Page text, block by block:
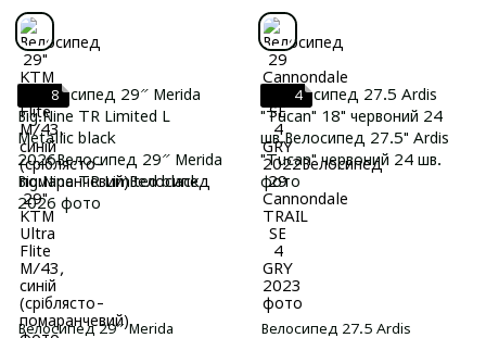
8
Велосипед 29″ Merida
4
Велосипед 27.5 Ardis